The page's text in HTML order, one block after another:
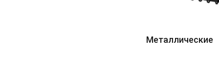
Металлические